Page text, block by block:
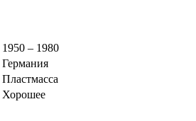
1950 – 1980
Германия
Пластмасса
Хорошее